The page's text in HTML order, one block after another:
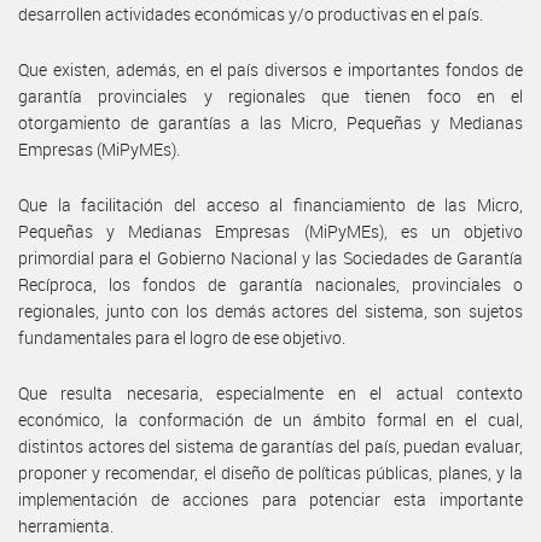
desarrollen actividades económicas y/o productivas en el país.
Que existen, además, en el país diversos e importantes fondos de
garantía provinciales y regionales que tienen foco en el
otorgamiento de garantías a las Micro, Pequeñas y Medianas
Empresas (MiPyMEs).
Que la facilitación del acceso al financiamiento de las Micro,
Pequeñas y Medianas Empresas (MiPyMEs), es un objetivo
primordial para el Gobierno Nacional y las Sociedades de Garantía
Recíproca, los fondos de garantía nacionales, provinciales o
regionales, junto con los demás actores del sistema, son sujetos
fundamentales para el logro de ese objetivo.
Que resulta necesaria, especialmente en el actual contexto
económico, la conformación de un ámbito formal en el cual,
distintos actores del sistema de garantías del país, puedan evaluar,
proponer y recomendar, el diseño de políticas públicas, planes, y la
implementación de acciones para potenciar esta importante
herramienta.